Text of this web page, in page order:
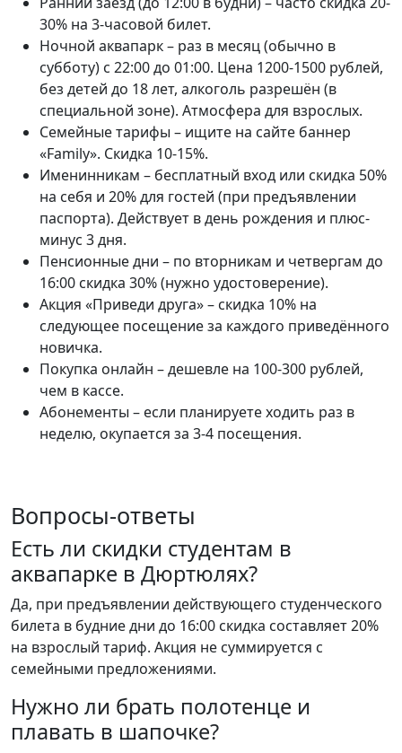
30% на 3-часовой билет.
Ночной аквапарк – раз в месяц (обычно в
субботу) с 22:00 до 01:00. Цена 1200-1500 рублей,
без детей до 18 лет, алкоголь разрешён (в
специальной зоне). Атмосфера для взрослых.
Семейные тарифы – ищите на сайте баннер
«Family». Скидка 10-15%.
Именинникам – бесплатный вход или скидка 50%
на себя и 20% для гостей (при предъявлении
паспорта). Действует в день рождения и плюс-
минус 3 дня.
Пенсионные дни – по вторникам и четвергам до
16:00 скидка 30% (нужно удостоверение).
Акция «Приведи друга» – скидка 10% на
следующее посещение за каждого приведённого
новичка.
Покупка онлайн – дешевле на 100-300 рублей,
чем в кассе.
Абонементы – если планируете ходить раз в
неделю, окупается за 3-4 посещения.
Вопросы-ответы
Есть ли скидки студентам в
аквапарке в Дюртюлях?
Да, при предъявлении действующего студенческого
билета в будние дни до 16:00 скидка составляет 20%
на взрослый тариф. Акция не суммируется с
семейными предложениями.
Нужно ли брать полотенце и
плавать в шапочке?